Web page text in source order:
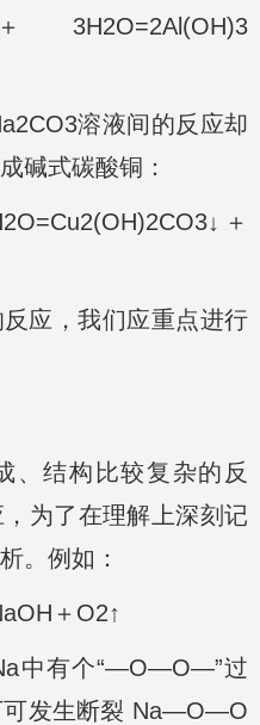
3H2O=2Al(OH)3
溶液间的反应却
碱式碳酸铜：
＋
应，我们应重点进行
、结构比较复杂的反
为了在理解上深刻记
。例如：
＋O2↑
中有个“—O—O—”过
可发生断裂 Na—O—O